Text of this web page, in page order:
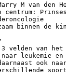
M van den
centrum: Prinses
binnen de
velden van het
leukemie en
ook